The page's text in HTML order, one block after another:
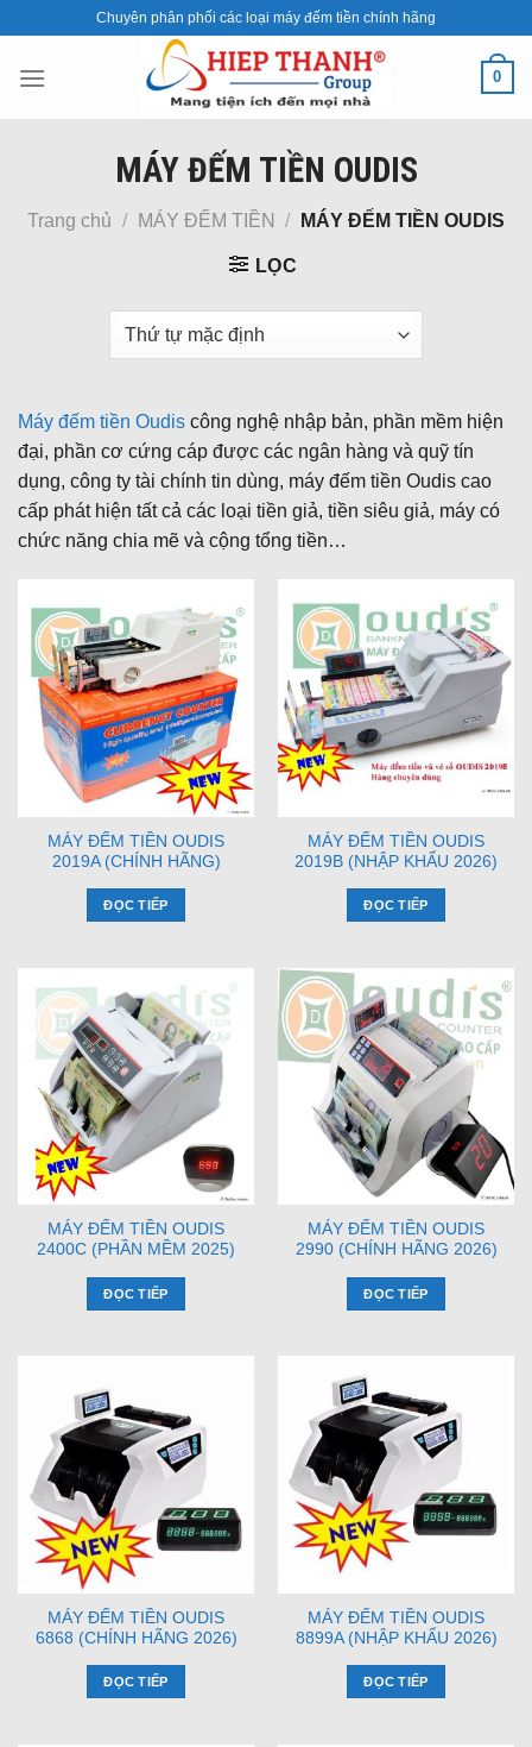
content
Chuyên phân phối các loại máy đếm tiền chính hãng
0
MÁY ĐẾM TIỀN OUDIS
Trang chủ / MÁY ĐẾM TIỀN / MÁY ĐẾM TIỀN OUDIS
LỌC
Máy đếm tiền Oudis công nghệ nhập bản, phần mềm hiện
đại, phần cơ cứng cáp được các ngân hàng và quỹ tín
dụng, công ty tài chính tin dùng, máy đếm tiền Oudis cao
cấp phát hiện tất cả các loại tiền giả, tiền siêu giả, máy có
chức năng chia mẽ và cộng tổng tiền…
MÁY ĐẾM TIỀN OUDIS
2019A (CHÍNH HÃNG)
ĐỌC TIẾP
MÁY ĐẾM TIỀN OUDIS
2019B (NHẬP KHẨU 2026)
ĐỌC TIẾP
MÁY ĐẾM TIỀN OUDIS
2400C (PHẦN MỀM 2025)
ĐỌC TIẾP
MÁY ĐẾM TIỀN OUDIS
2990 (CHÍNH HÃNG 2026)
ĐỌC TIẾP
MÁY ĐẾM TIỀN OUDIS
6868 (CHÍNH HÃNG 2026)
ĐỌC TIẾP
MÁY ĐẾM TIỀN OUDIS
8899A (NHẬP KHẨU 2026)
ĐỌC TIẾP